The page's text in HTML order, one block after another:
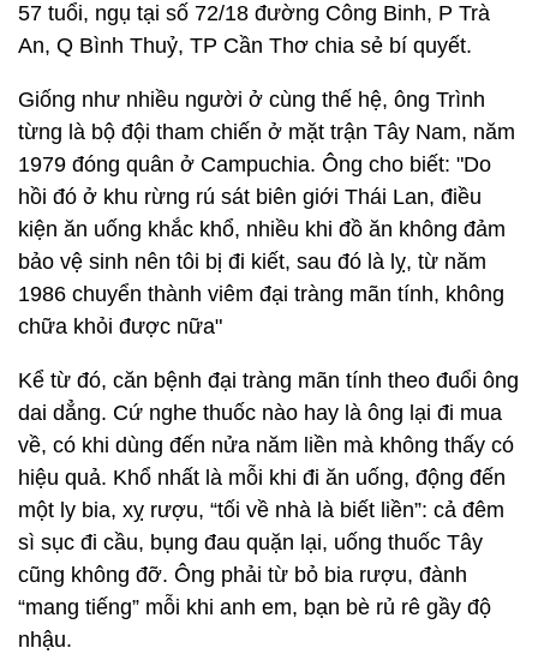
57 tuổi, ngụ tại số 72/18 đường Công Binh, P Trà
An, Q Bình Thuỷ, TP Cần Thơ chia sẻ bí quyết.
Giống như nhiều người ở cùng thế hệ, ông Trình
từng là bộ đội tham chiến ở mặt trận Tây Nam, năm
1979 đóng quân ở Campuchia. Ông cho biết: "Do
hồi đó ở khu rừng rú sát biên giới Thái Lan, điều
kiện ăn uống khắc khổ, nhiều khi đồ ăn không đảm
bảo vệ sinh nên tôi bị đi kiết, sau đó là lỵ, từ năm
1986 chuyển thành viêm đại tràng mãn tính, không
chữa khỏi được nữa"
Kể từ đó, căn bệnh đại tràng mãn tính theo đuổi ông
dai dẳng. Cứ nghe thuốc nào hay là ông lại đi mua
về, có khi dùng đến nửa năm liền mà không thấy có
hiệu quả. Khổ nhất là mỗi khi đi ăn uống, động đến
một ly bia, xỵ rượu, “tối về nhà là biết liền”: cả đêm
sì sục đi cầu, bụng đau quặn lại, uống thuốc Tây
cũng không đỡ. Ông phải từ bỏ bia rượu, đành
“mang tiếng” mỗi khi anh em, bạn bè rủ rê gầy độ
nhậu.